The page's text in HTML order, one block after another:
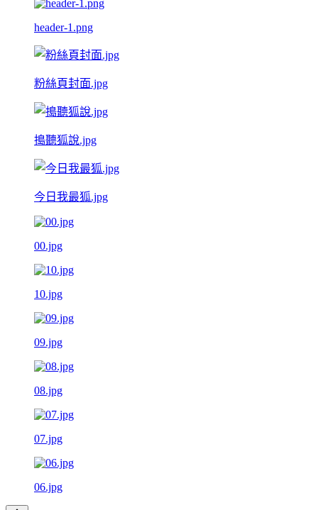
header-1.png
粉絲頁封面.jpg
搗聽狐說.jpg
今日我最狐.jpg
00.jpg
10.jpg
09.jpg
08.jpg
07.jpg
06.jpg